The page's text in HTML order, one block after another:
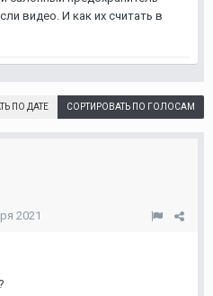
видео. И как их считать в
СОРТИРОВАТЬ ПО ГОЛОСАМ
ПО ДАТЕ
2021